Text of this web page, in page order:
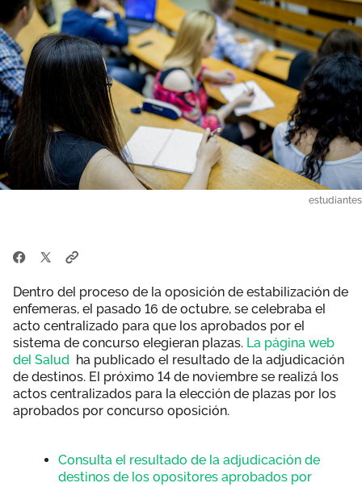
estudiantes
Dentro del proceso de la oposición de estabilización de
enfemeras, el pasado 16 de octubre, se celebraba el
acto centralizado para que los aprobados por el
sistema de concurso elegieran plazas. La página web
del Salud ha publicado el resultado de la adjudicación
de destinos. El próximo 14 de noviembre se realizá los
actos centralizados para la elección de plazas por los
aprobados por concurso oposición.
Consulta el resultado de la adjudicación de
destinos de los opositores aprobados por